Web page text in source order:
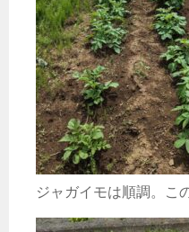
ジャガイモは順調。こ